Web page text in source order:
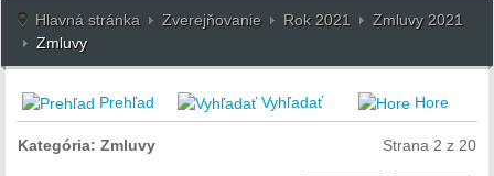
Hlavná stránka Zverejňovanie Rok 2021
Zmluvy 2021
Zmluvy
Prehľad Vyhľadať Hore
Kategória: Zmluvy Strana 2 z 20